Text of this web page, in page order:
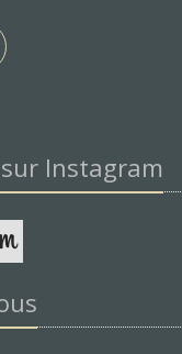
Instagram